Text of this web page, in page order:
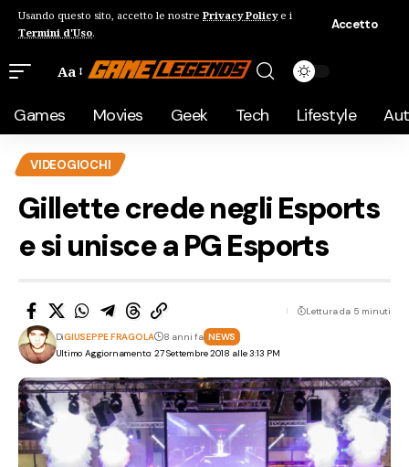
Usando questo sito, accetto le nostre Privacy Policye i
Termini d'Uso.
Accetto
Aa
Games Movies Geek Tech Lifestyle
VIDEOGIOCHI
Gillette crede negli Esports
e si unisce a PG Esports
Ultimo Aggiornamento: 27 Settembre 2018 alle 3:13 PM
DiGIUSEPPE FRAGOLA 8 anni fa NEWS
Lettura da 5 minuti